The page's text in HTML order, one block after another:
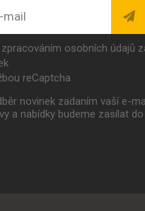
osobních údajů
reCaptcha
novinek zadaním vaší e-
a nabídky budeme zasílat